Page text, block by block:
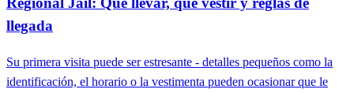
llegada
Su primera visita puede ser estresante - detalles pequeños como la
identificación, el horario o la vestimenta pueden ocasionar que le